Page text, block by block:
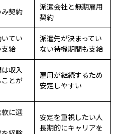
契約
派遣会社と無期雇用
契約
てい
給
派遣先が決まってい
ない待機期間も支給
収入
とが
雇用が継続するため
安定しやすい
に選
安定を重視したい人
長期的にキャリアを